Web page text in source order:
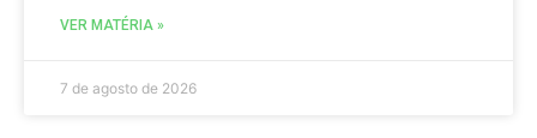
VER MATÉRIA »
7 de agosto de 2026